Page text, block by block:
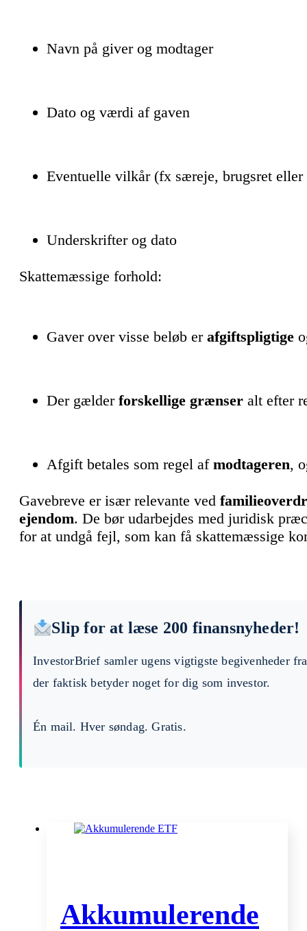
Navn på giver og modtager
Dato og værdi af gaven
Eventuelle vilkår (fx særeje, brugsret eller
Underskrifter og dato
Skattemæssige forhold:
Gaver over visse beløb er afgiftspligtige
Der gælder forskellige grænser alt efter
Afgift betales som regel af modtageren,
Gavebreve er især relevante ved
ejendom. De bør udarbejdes med juridisk
for at undgå fejl, som kan få skattemæssige
Slip for at læse 200 finansnyheder!
InvestorBrief samler ugens vigtigste begivenheder
der faktisk betyder noget for dig som investor.
Én mail. Hver søndag. Gratis.
Akkumulerende